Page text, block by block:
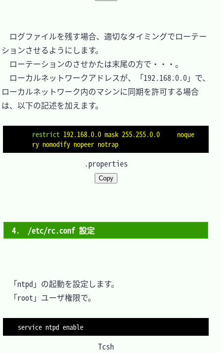
ログファイルを残す場合、適切なタイミングでローテー
ションさせるようにします。
ローテーションのさせかたは末尾の方で・・・。
ローカルネットワークアドレスが、「192.168.0.0」で、
ローカルネットワーク内のマシンに同期を許可する場合
は、以下の記述を加えます。
restrict 192.168.0.0 mask 255.255.0.0     noque
ry nomodify nopeer notrap
.properties
Copy
4.　/etc/rc.conf 設定
「ntpd」の起動を設定します。
「root」ユーザ権限で。
service ntpd enable
Tcsh